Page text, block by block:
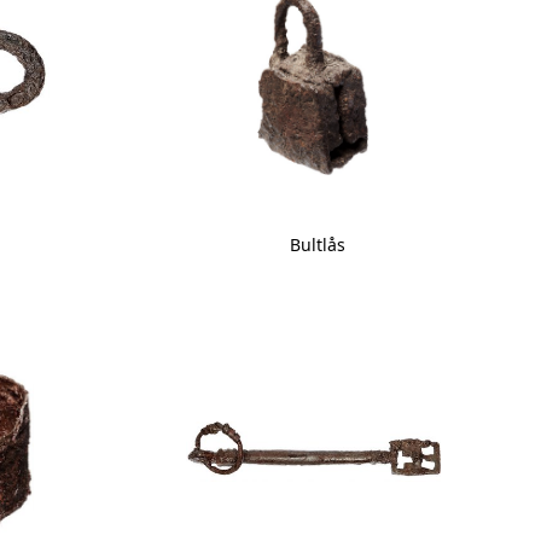
Bultlås